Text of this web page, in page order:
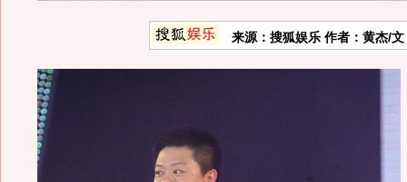
来源：搜狐娱乐 作者：黄杰/